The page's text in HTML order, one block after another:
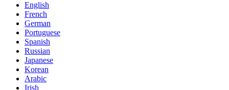
English
French
German
Portuguese
Spanish
Russian
Japanese
Korean
Arabic
Irish